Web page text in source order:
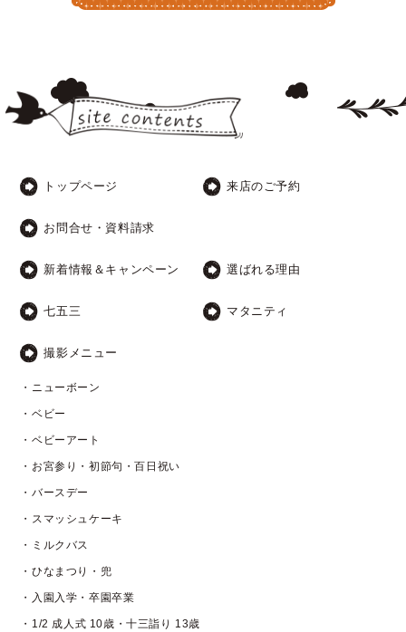
トップページ 来店のご予約
お問合せ・資料請求
新着情報＆キャンペーン 選ばれる理由
七五三 マタニティ
撮影メニュー
・ニューボーン
・ベビー
・ベビーアート
・お宮参り・初節句・百日祝い
・バースデー
・スマッシュケーキ
・ミルクバス
・ひなまつり・兜
・入園入学・卒園卒業
・1/2 成人式 10歳・十三詣り 13歳